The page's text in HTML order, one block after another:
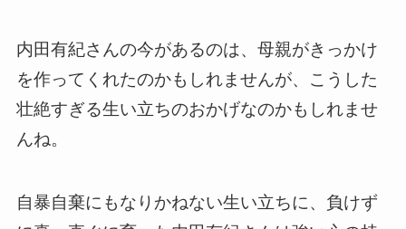
内田有紀さんの今があるのは、母親がきっかけ
を作ってくれたのかもしれませんが、こうした
壮絶すぎる生い立ちのおかげなのかもしれませ
んね。
自暴自棄にもなりかねない生い立ちに、負けず